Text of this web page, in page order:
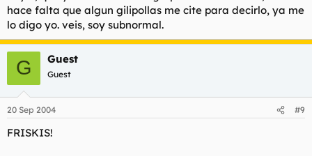
hace falta que algun gilipollas me cite para decirlo, ya me
lo digo yo. veis, soy subnormal.
G Guest
Guest
20 Sep 2004 #9
FRISKIS!